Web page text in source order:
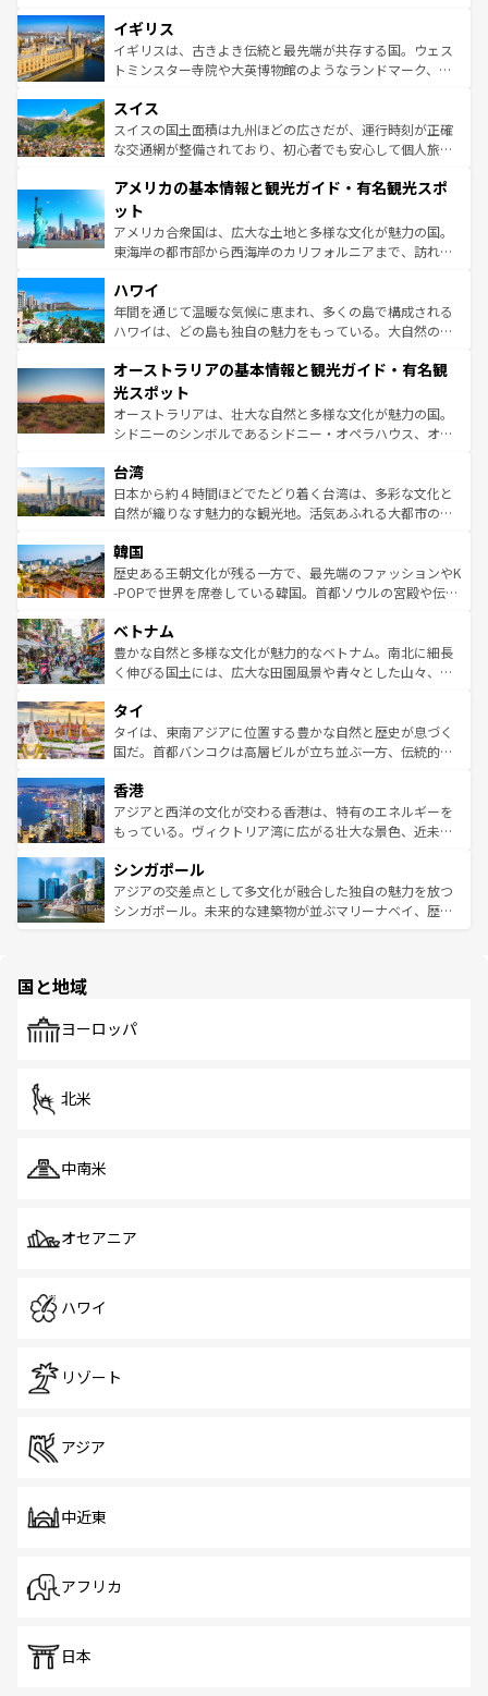
香り高いラベンダー畑など、多彩な楽しみ方が可能だ。さ
らに、パリ以外の地域にも魅力が溢れており、どの街角に
も豊かな歴史と文化が息づいている。パリ以外の個性あふ
を参照してほしい。
顔を持つこの国は、どこを歩いても飽きることがない。ベ
ルリンの文化的活気、バイエルン州のアルプスの絶景、そ
してライン川沿いのワイン畑といった風景は必見。ビール
は、お酒好きな人にはぜひ体験してほしい。 なお、新着の
ドイツ情報はコンテンツ一覧を参照してほしい。
イギリス
イギリスは、古きよき伝統と最先端が共存する国。ウェス
トミンスター寺院や大英博物館のようなランドマーク、歴
リアごとに異なる魅力がある。また、優雅なアフタヌーン
ティー、ビール好きにはたまらない英国パブ、サッカー観
戦など、本場だからこそできる体験も豊富。イギリスを旅
ンツ一覧を参照してほしい。
スイス
スイスの国土面積は九州ほどの広さだが、運行時刻が正確
な交通網が整備されており、初心者でも安心して個人旅行
の建物がそのまま残る町や、スイスならではのユニークな
博物館もあり、アルプス観光だけでなく町歩きも満喫する
ことができる。国民の所得が高いため物価も高いが、旅行
者向けの交通パス提供のサービスもあり、うまく活用すれ
着のスイス情報は
アメリカの基本情報と観光ガイド・有名観光スポ
ット
アメリカ合衆国は、広大な土地と多様な文化が魅力の国。
東海岸の都市部から西海岸のカリフォルニアまで、訪れる
のような巨大都市は、観光、ショッピング、エンターテイ
ンメントが詰まった刺激的なスポットだ。一方、アメリカ
西部には大自然が広がり、グランドキャニオンやイエロー
部のニューオーリンズでは、音楽と美食が融合した独特の
文化が魅力。旅行者はアメリカの各地域で異なる魅力を楽
しみながら、その多様性と豊かな歴史を感じることができ
るだろう。車でのロードトリップや列車の旅も、アメリカ
情報は
ハワイ
年間を通じて温暖な気候に恵まれ、多くの島で構成される
ハワイは、どの島も独自の魅力をもっている。大自然の神
ワイ島は見逃せない。また、定番の観光地といえばオアフ
島だが、静かな自然を求めるならマウイ島やカウアイ島が
おすすめ。エメラルドグリーンに輝く海をはじめ、豊かな
文化や歴史が息づいている。「アロハスピリット」と呼ば
人々、おいしいローカルフードやハワイアンミュージッ
ク、伝統的なフラダンスなど、すべてがハワイの魅力を彩
っている。訪れるたびに新しい発見と感動が待っているハ
はコンテンツ一覧
オーストラリアの基本情報と観光ガイド・有名観
光スポット
オーストラリアは、壮大な自然と多様な文化が魅力の国。
シドニーのシンボルであるシドニー・オペラハウス、オー
リアリーフや大陸中央部にそびえるウルル（エアーズロッ
ク）、タスマニアの美しい原生林やケアンズの熱帯雨林な
ど、見どころがたくさん。また、カフェやワイン、オージ
いる。アクティビティも充実しており、サーフィンやダイ
ビング、ハイキングなど、アウトドア好きにはたまらな
い。オーストラリアの多彩な魅力を存分に味わいつくそ
参照してほしい。
台湾
日本から約４時間ほどでたどり着く台湾は、多彩な文化と
自然が織りなす魅力的な観光地。活気あふれる大都市の台
ン）、静ひつな山岳地帯である台湾東部など、都市の喧騒
と山間の静けさが共存しており、訪れる人に新しい発見と
驚きをもたらしてくれる。また、奥深い台湾の食文化も魅
容にもいいと評判のスイーツなど、バラエティ豊かな料理
が味わえる。 なお、新着の台湾情報は コンテンツ一覧を参
照してほしい。
韓国
歴史ある王朝文化が残る一方で、最先端のファッションやK
-POPで世界を席巻している韓国。首都ソウルの宮殿や伝統
き、地方に足を延ばせば四季折々の自然美を楽しむことが
できる。そして、キムチや焼肉、絶品のストリートフード
まで、さまざまな韓国料理が待っている。夜には、韓国な
リティに包まれながら、韓国の多彩な魅力を心ゆくまで味
わってみてほしい。 なお、新着の韓国情報はコンテンツ一
覧を参照してほしい。
ベトナム
豊かな自然と多様な文化が魅力的なベトナム。南北に細長
く伸びる国土には、広大な田園風景や青々とした山々、世
急速な発展と共に伝統が息づく。ハノイの古い町並みやホ
ーチミン市のフランス統治時代の建物も、独特の雰囲気を
醸し出している。また、バラエティの豊かさとおいしさで
とつ。フォーやバインミー、ベトナムコーヒーなどは、ぜ
ひ現地で味わいたい。どの地域を訪れてもあたたかい人々
が旅行者を迎えてくれるので、きっと忘れられない旅にな
参照してほしい。
タイ
タイは、東南アジアに位置する豊かな自然と歴史が息づく
国だ。首都バンコクは高層ビルが立ち並ぶ一方、伝統的な
の活気が交差している。北部ではチェンマイなどの山岳地
帯で自然と触れ合い、南部ではプーケットやクラビの美し
いビーチでリゾート気分を楽しむことができる。タイ料理
激する。気候は一年中温暖で、どの季節にも異なる楽しみ
が待っている。親しみやすいタイの人々、仏教を中心とし
た文化、そして多様な観光資源が、訪れる旅人を魅了し続
香港
アジアと西洋の文化が交わる香港は、特有のエネルギーを
もっている。ヴィクトリア湾に広がる壮大な景色、近未来
み、どこを訪れても感動するはず。観光スポットが密集し
ており、効率よく見どころを回れるのも魅力。息をのむよ
うな絶景から文化的な体験まで、香港を存分に楽しみ尽く
シンガポール
アジアの交差点として多文化が融合した独自の魅力を放つ
シンガポール。未来的な建築物が並ぶマリーナベイ、歴史
で、ホーカーズは地元の風情を楽しめる外せないスポット
国と地域
ヨーロッパ
北米
中南米
オセアニア
ハワイ
リゾート
アジア
中近東
アフリカ
日本